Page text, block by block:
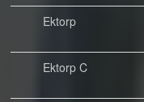
Ektorp
Ektorp C